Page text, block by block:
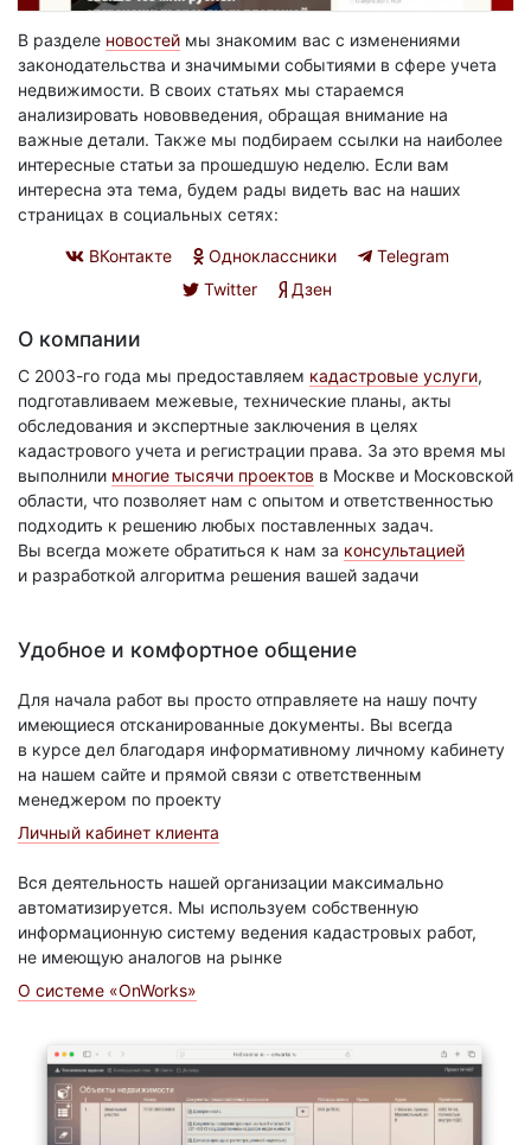
В разделе новостей мы знакомим вас с изменениями
законодательства и значимыми событиями в сфере учета
недвижимости. В своих статьях мы стараемся
анализировать нововведения, обращая внимание на
важные детали. Также мы подбираем ссылки на наиболее
интересные статьи за прошедшую неделю. Если вам
интересна эта тема, будем рады видеть вас на наших
страницах в социальных сетях:
ВКонтакте Одноклассники
Telegram
Twitter
Дзен
О компании
С 2003-го года мы предоставляем кадастровые услуги,
подготавливаем межевые, технические планы, акты
обследования и экспертные заключения в целях
кадастрового учета и регистрации права. За это время мы
выполнили многие тысячи проектов в Москве и Московской
области, что позволяет нам с опытом и ответственностью
подходить к решению любых поставленных задач.
Вы всегда можете обратиться к нам за консультацией
и разработкой алгоритма решения вашей задачи
Удобное и комфортное общение
Для начала работ вы просто отправляете на нашу почту
имеющиеся отсканированные документы. Вы всегда
в курсе дел благодаря информативному личному кабинету
на нашем сайте и прямой связи с ответственным
менеджером по проекту
Личный кабинет клиента
Вся деятельность нашей организации максимально
автоматизируется. Мы используем собственную
информационную систему ведения кадастровых работ,
не имеющую аналогов на рынке
О системе «OnWorks»